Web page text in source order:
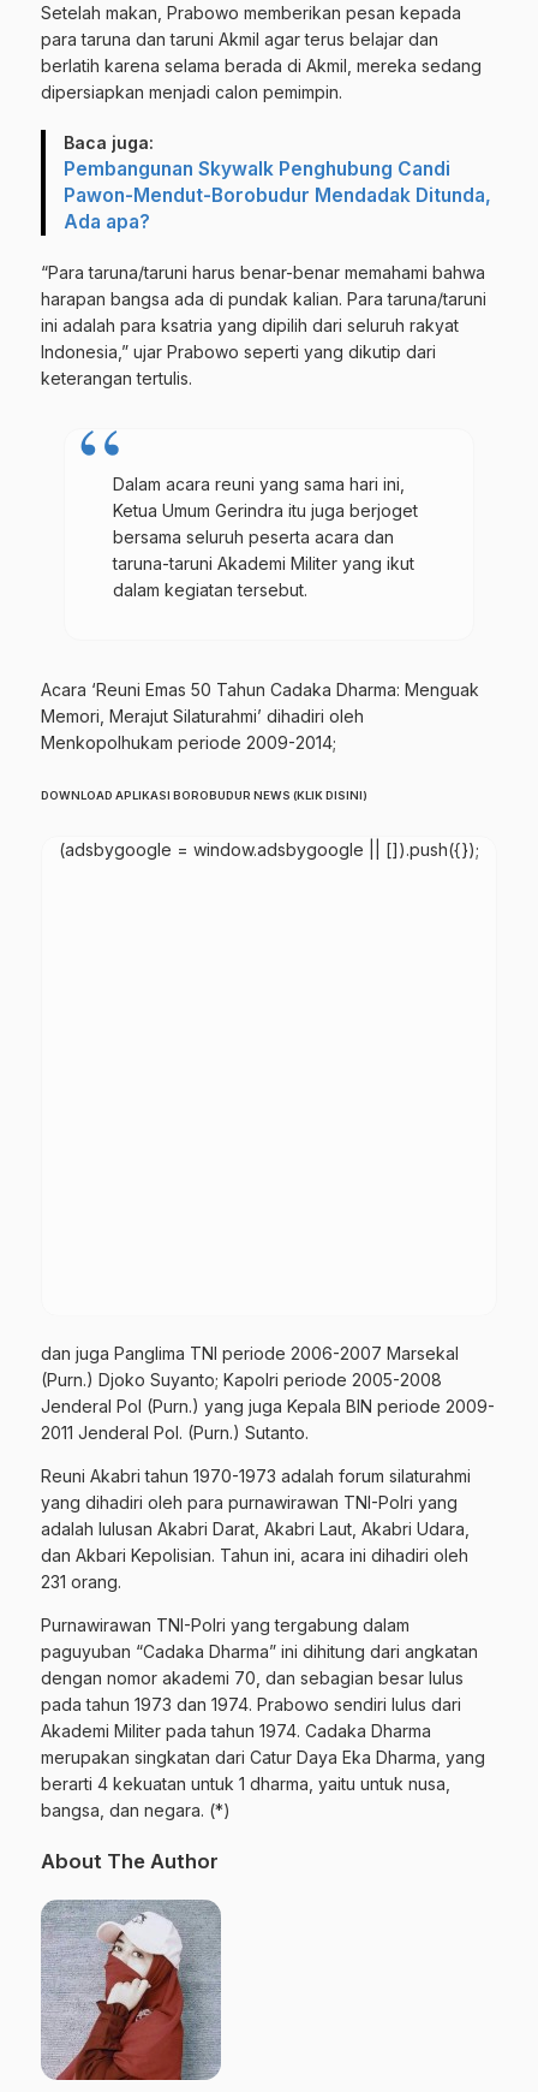
Setelah makan, Prabowo memberikan pesan kepada
para taruna dan taruni Akmil agar terus belajar dan
berlatih karena selama berada di Akmil, mereka sedang
dipersiapkan menjadi calon pemimpin.
Baca juga:
Pembangunan Skywalk Penghubung Candi
Pawon-Mendut-Borobudur Mendadak Ditunda,
Ada apa?
“Para taruna/taruni harus benar-benar memahami bahwa
harapan bangsa ada di pundak kalian. Para taruna/taruni
ini adalah para ksatria yang dipilih dari seluruh rakyat
Indonesia,” ujar Prabowo seperti yang dikutip dari
keterangan tertulis.
Dalam acara reuni yang sama hari ini,
Ketua Umum Gerindra itu juga berjoget
bersama seluruh peserta acara dan
taruna-taruni Akademi Militer yang ikut
dalam kegiatan tersebut.
Acara ‘Reuni Emas 50 Tahun Cadaka Dharma: Menguak
Memori, Merajut Silaturahmi’ dihadiri oleh
Menkopolhukam periode 2009-2014;
DOWNLOAD APLIKASI BOROBUDUR NEWS (KLIK DISINI)
(adsbygoogle = window.adsbygoogle || []).push({});
dan juga Panglima TNI periode 2006-2007 Marsekal
(Purn.) Djoko Suyanto; Kapolri periode 2005-2008
Jenderal Pol (Purn.) yang juga Kepala BIN periode 2009-
2011 Jenderal Pol. (Purn.) Sutanto.
Reuni Akabri tahun 1970-1973 adalah forum silaturahmi
yang dihadiri oleh para purnawirawan TNI-Polri yang
adalah lulusan Akabri Darat, Akabri Laut, Akabri Udara,
dan Akbari Kepolisian. Tahun ini, acara ini dihadiri oleh
231 orang.
Purnawirawan TNI-Polri yang tergabung dalam
paguyuban “Cadaka Dharma” ini dihitung dari angkatan
dengan nomor akademi 70, dan sebagian besar lulus
pada tahun 1973 dan 1974. Prabowo sendiri lulus dari
Akademi Militer pada tahun 1974. Cadaka Dharma
merupakan singkatan dari Catur Daya Eka Dharma, yang
berarti 4 kekuatan untuk 1 dharma, yaitu untuk nusa,
bangsa, dan negara. (*)
About The Author